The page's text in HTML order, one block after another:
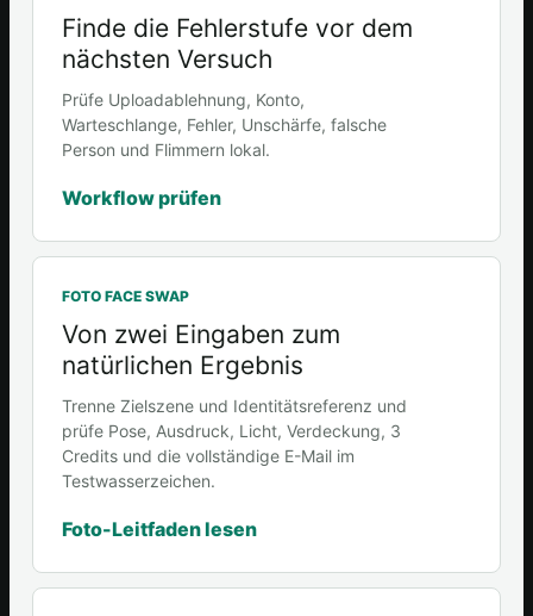
Finde die Fehlerstufe vor dem
nächsten Versuch
Prüfe Uploadablehnung, Konto,
Warteschlange, Fehler, Unschärfe, falsche
Person und Flimmern lokal.
Workflow prüfen
FOTO FACE SWAP
Von zwei Eingaben zum
natürlichen Ergebnis
Trenne Zielszene und Identitätsreferenz und
prüfe Pose, Ausdruck, Licht, Verdeckung, 3
Credits und die vollständige E-Mail im
Testwasserzeichen.
Foto-Leitfaden lesen